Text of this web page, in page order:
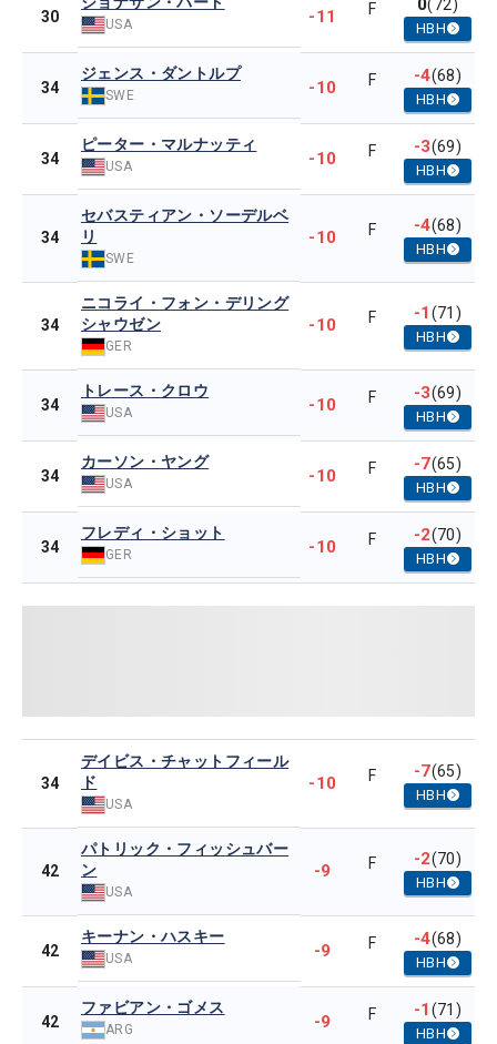
30 USA -11 F 0(72)
HBH
34
ジェンス・ダントルプ
SWE -10 F -4(68)
HBH
34
ピーター・マルナッティ
USA -10 F -3(69)
HBH
34
セバスティアン・ソーデルベ
リ
SWE
-10 F -4(68)
HBH
34
ニコライ・フォン・デリング
シャウゼン
GER
-10 F -1(71)
HBH
34
トレース・クロウ
USA -10 F -3(69)
HBH
34
カーソン・ヤング
USA -10 F -7(65)
HBH
34
フレディ・ショット
GER -10 F -2(70)
HBH
34
デイビス・チャットフィール
ド
USA
-10 F -7(65)
HBH
42
パトリック・フィッシュバー
ン
USA
-9 F -2(70)
HBH
42
キーナン・ハスキー
USA -9 F -4(68)
HBH
42
ファビアン・ゴメス
ARG -9 F -1(71)
HBH